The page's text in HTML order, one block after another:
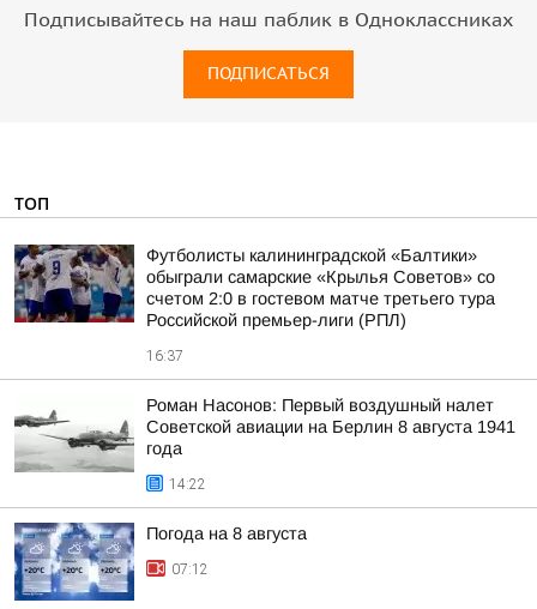
Подписывайтесь на наш паблик в Одноклассниках
ПОДПИСАТЬСЯ
ТОП
Футболисты калининградской «Балтики»
обыграли самарские «Крылья Советов» со
счетом 2:0 в гостевом матче третьего тура
Российской премьер-лиги (РПЛ)
16:37
Роман Насонов: Первый воздушный налет
Советской авиации на Берлин 8 августа 1941
года
14:22
Погода на 8 августа
07:12